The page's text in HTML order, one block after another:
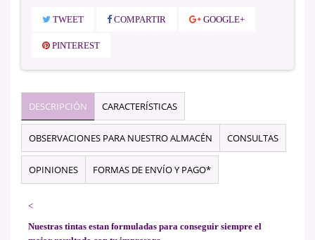
TWEET COMPARTIR GOOGLE+
PINTEREST
DESCRIPCIÓN CARACTERÍSTICAS
OBSERVACIONES PARA NUESTRO ALMACÉN CONSULTAS
OPINIONES FORMAS DE ENVÍO Y PAGO*
<
Nuestras tintas estan formuladas para conseguir siempre el